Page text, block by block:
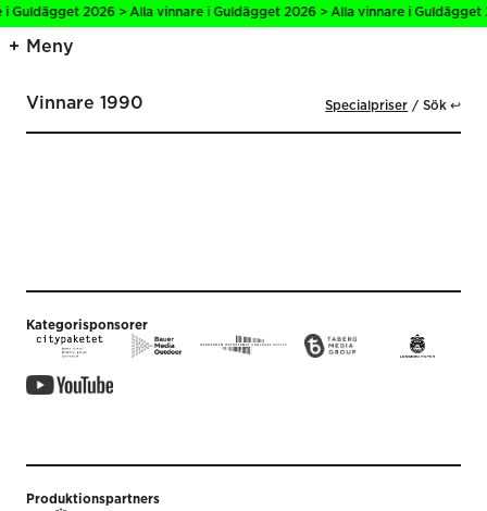
Guldägget 2026 > Alla vinnare i Guldägget 2026 > Alla vinnare i
Meny
Vinnare 1990 Specialpriser Sök ↩
Kategorisponsorer
Produktionspartners